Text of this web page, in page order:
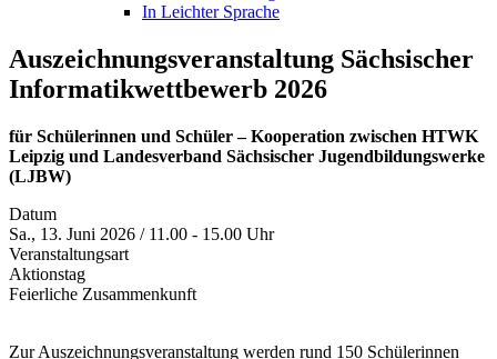
In Leichter Sprache
Auszeichnungsveranstaltung Sächsischer
Informatikwettbewerb 2026
für Schülerinnen und Schüler – Kooperation zwischen HTWK
Leipzig und Landesverband Sächsischer Jugendbildungswerke
(LJBW)
Datum
Sa., 13. Juni 2026 / 11.00 - 15.00 Uhr
Veranstaltungsart
Aktionstag
Feierliche Zusammenkunft
Zur Auszeichnungsveranstaltung werden rund 150 Schülerinnen